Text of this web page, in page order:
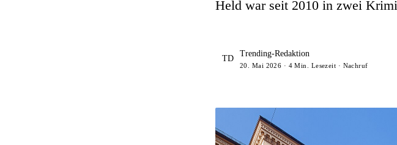
Held war seit 2010 in zwei
TD
Trending-Redaktion
20. Mai 2026 · 4 Min. Lesezeit · Nachruf